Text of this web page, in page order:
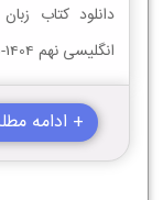
دانلود کتاب
انگلیسی نهم 1404-1405
+ ادامه